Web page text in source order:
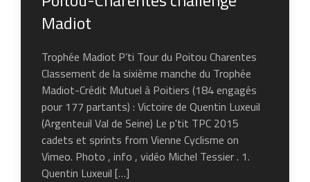
Madiot
Trophée Madiot P’ti Tour du Poitou Charentes
Classement de la sixième manche du Trophée
Madiot-Crédit Mutuel à Poitiers (184 engagés
pour 177 partants) : Victoire de Quentin Luxeuil
(Argenteuil Val de Seine) Le p'tit TPC 2015
cadets et sprints from Vienne Cyclisme on
Vimeo. Photo , info , vidéo Michel Tessier . 1.
Quentin Luxeuil […]